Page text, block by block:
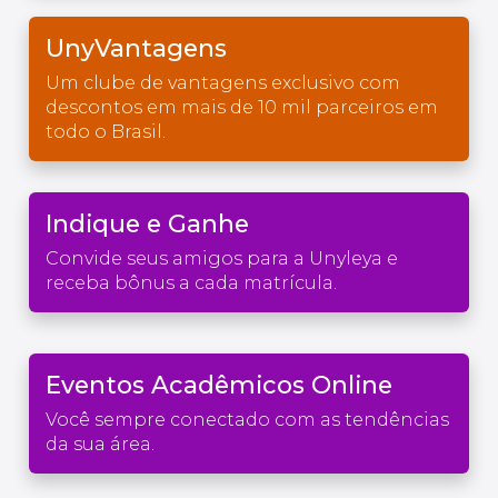
UnyVantagens
Um clube de vantagens exclusivo com
descontos em mais de 10 mil parceiros em
todo o Brasil.
Indique e Ganhe
Convide seus amigos para a Unyleya e
receba bônus a cada matrícula.
Eventos Acadêmicos Online
Você sempre conectado com as tendências
da sua área.